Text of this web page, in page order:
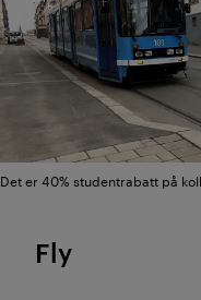
Det er 40% studentrabatt på
Fly